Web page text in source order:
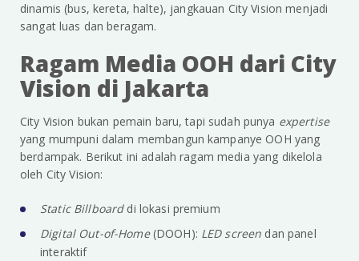
dinamis (bus, kereta, halte), jangkauan City Vision menjadi
sangat luas dan beragam.
Ragam Media OOH dari City
Vision di Jakarta
City Vision bukan pemain baru, tapi sudah punya expertise
yang mumpuni dalam membangun kampanye OOH yang
berdampak. Berikut ini adalah ragam media yang dikelola
oleh City Vision:
Static Billboarddi lokasi premium
Digital Out-of-Home(DOOH): LED screen dan panel
interaktif